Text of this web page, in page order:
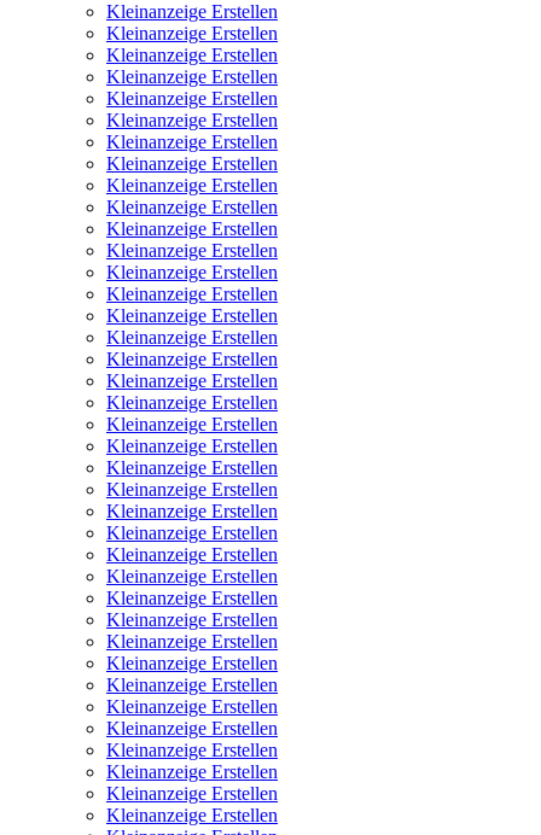
Kleinanzeige Erstellen
Kleinanzeige Erstellen
Kleinanzeige Erstellen
Kleinanzeige Erstellen
Kleinanzeige Erstellen
Kleinanzeige Erstellen
Kleinanzeige Erstellen
Kleinanzeige Erstellen
Kleinanzeige Erstellen
Kleinanzeige Erstellen
Kleinanzeige Erstellen
Kleinanzeige Erstellen
Kleinanzeige Erstellen
Kleinanzeige Erstellen
Kleinanzeige Erstellen
Kleinanzeige Erstellen
Kleinanzeige Erstellen
Kleinanzeige Erstellen
Kleinanzeige Erstellen
Kleinanzeige Erstellen
Kleinanzeige Erstellen
Kleinanzeige Erstellen
Kleinanzeige Erstellen
Kleinanzeige Erstellen
Kleinanzeige Erstellen
Kleinanzeige Erstellen
Kleinanzeige Erstellen
Kleinanzeige Erstellen
Kleinanzeige Erstellen
Kleinanzeige Erstellen
Kleinanzeige Erstellen
Kleinanzeige Erstellen
Kleinanzeige Erstellen
Kleinanzeige Erstellen
Kleinanzeige Erstellen
Kleinanzeige Erstellen
Kleinanzeige Erstellen
Kleinanzeige Erstellen